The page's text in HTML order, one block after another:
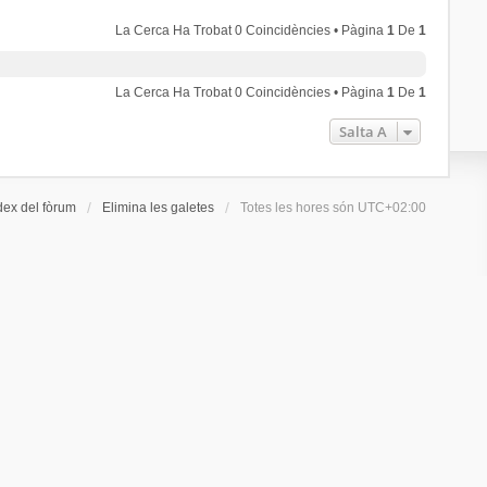
La Cerca Ha Trobat 0 Coincidències • Pàgina1 De1
La Cerca Ha Trobat 0 Coincidències • Pàgina1 De1
Salta A
del fòrum Elimina les galetes Totes les hores són UTC+02:00